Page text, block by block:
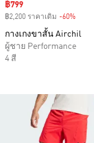
Sale price
฿799
฿2,200 ราคาเดิม -60%
กางเกงขาสั้น Airchil
ผู้ชาย Performance
4 สี